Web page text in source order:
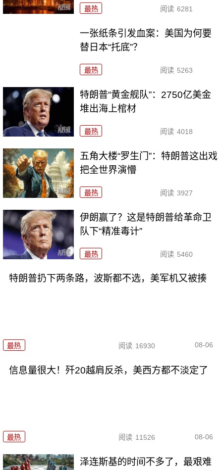
最热 阅读 6281
一张纸条引发血案：美国为何要
替日本“托底”？
最热 阅读 5263
特朗普“黄金舰队”：2750亿美金
堆出海上棺材
最热 阅读 4018
五角大楼“罗生门”：特朗普这出戏
把全世界演懵
最热 阅读 3927
伊朗赢了？这是特朗普给革命卫
队下“精准毒计”
最热 阅读 5460
特朗普扔下两条路，波斯都不选，美军机又被揍
最热 阅读 16930 08-06
信息量很大！歼20越肩反杀，美西方都不淡定了
最热 阅读 11526 08-06
泽连斯基的时间不多了，最艰难